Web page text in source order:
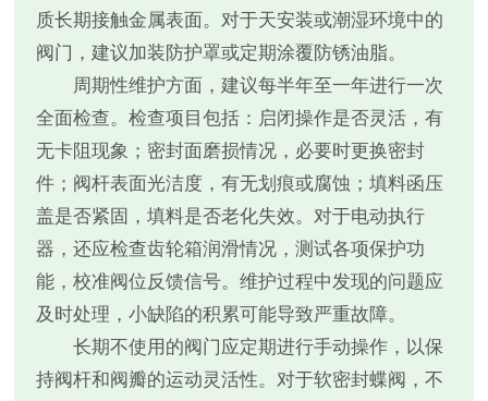
质长期接触金属表面。对于天安装或潮湿环境中的
阀门，建议加装防护罩或定期涂覆防锈油脂。
周期性维护方面，建议每半年至一年进行一次
全面检查。检查项目包括：启闭操作是否灵活，有
无卡阻现象；密封面磨损情况，必要时更换密封
件；阀杆表面光洁度，有无划痕或腐蚀；填料函压
盖是否紧固，填料是否老化失效。对于电动执行
器，还应检查齿轮箱润滑情况，测试各项保护功
能，校准阀位反馈信号。维护过程中发现的问题应
及时处理，小缺陷的积累可能导致严重故障。
长期不使用的阀门应定期进行手动操作，以保
持阀杆和阀瓣的运动灵活性。对于软密封蝶阀，不